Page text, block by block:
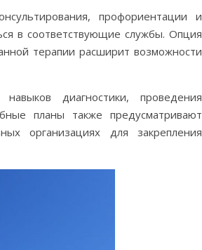
профориентации и
в соответствующие службы. Опция
терапии расширит возможности
диагностики, проведения
планы также предусматривают
организациях для закрепления